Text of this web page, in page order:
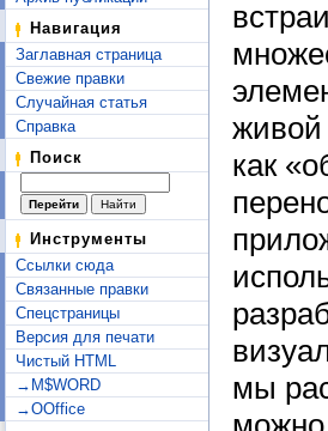
Навигация
Заглавная страница
Свежие правки
Случайная статья
Справка
Поиск
Инструменты
Ссылки сюда
Связанные правки
Спецстраницы
Версия для печати
Чистый HTML
→M$WORD
→OOffice
живой
как
мы